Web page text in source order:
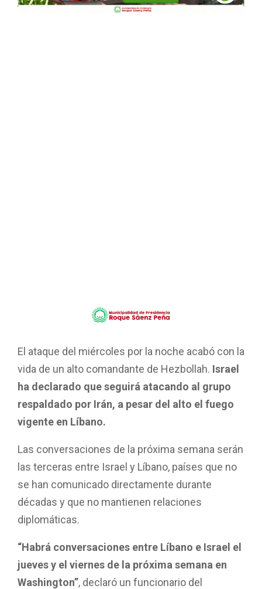
El ataque del miércoles por la noche acabó con la
vida de un alto comandante de Hezbollah. Israel
ha declarado que seguirá atacando al grupo
respaldado por Irán, a pesar del alto el fuego
vigente en Líbano.
Las conversaciones de la próxima semana serán
las terceras entre Israel y Líbano, países que no
se han comunicado directamente durante
décadas y que no mantienen relaciones
diplomáticas.
“Habrá conversaciones entre Líbano e Israel el
jueves y el viernes de la próxima semana en
Washington”, declaró un funcionario del